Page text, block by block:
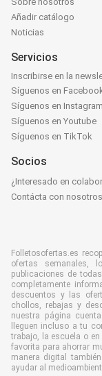
Añadir catálogo
Noticias
Servicios
Inscribirse en la
Síguenos en
Síguenos en Instagram
Síguenos en Youtube
Síguenos en TikTok
Socios
¿Interesado en
Contácta con nosotros
Folletosofertas.es
ofertas semanales,
publicaciones de
completamente
descuentos y las
chollos, rebajas y
nuestra página
lleguen incluso a tu
trabajo, la escuela o
favorita para ahorrar
manera digital
ayudar al